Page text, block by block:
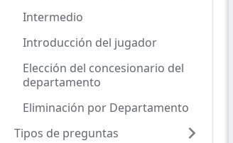
Intermedio
Introducción del jugador
Elección del concesionario del
departamento
Eliminación por Departamento
Tipos de preguntas